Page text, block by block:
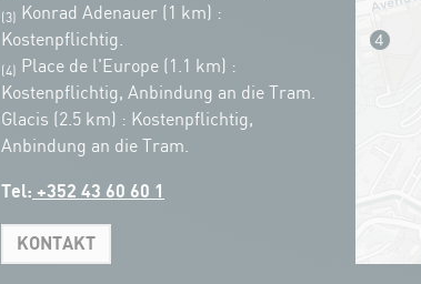
(3) Konrad Adenauer (1 km)
:
Kostenpflichtig.
(4)
Place de l'Europe (1.1 km) :
Kostenpflichtig, Anbindung an die Tram.
Glacis (2.5 km) : Kostenpflichtig,
Anbindung an die Tram.
Tel: +352 43 60 60 1
KONTAKT